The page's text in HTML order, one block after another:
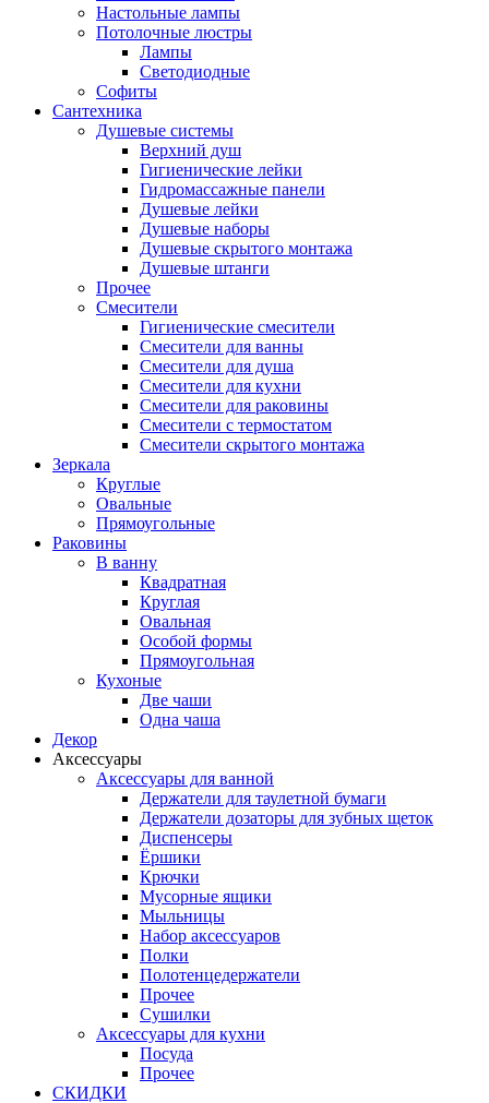
Настольные лампы
Потолочные люстры
Лампы
Светодиодные
Софиты
Сантехника
Душевые системы
Верхний душ
Гигиенические лейки
Гидромассажные панели
Душевые лейки
Душевые наборы
Душевые скрытого монтажа
Душевые штанги
Прочее
Смесители
Гигиенические смесители
Смесители для ванны
Смесители для душа
Смесители для кухни
Смесители для раковины
Смесители с термостатом
Смесители скрытого монтажа
Зеркала
Круглые
Овальные
Прямоугольные
Раковины
В ванну
Квадратная
Круглая
Овальная
Особой формы
Прямоугольная
Кухоные
Две чаши
Одна чаша
Декор
Аксессуары
Аксессуары для ванной
Держатели для таулетной бумаги
Держатели дозаторы для зубных щеток
Диспенсеры
Ёршики
Крючки
Мусорные ящики
Мыльницы
Набор аксессуаров
Полки
Полотенцедержатели
Прочее
Сушилки
Аксессуары для кухни
Посуда
Прочее
СКИДКИ